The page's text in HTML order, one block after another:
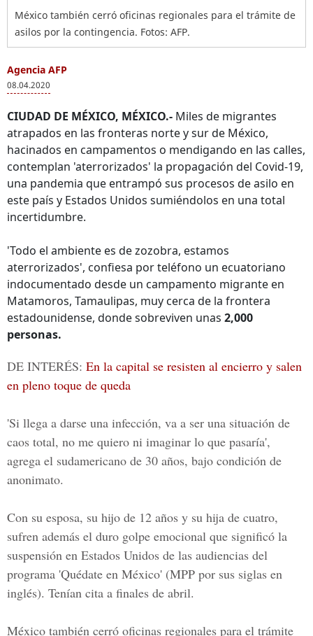
México también cerró oficinas regionales para el trámite de
asilos por la contingencia. Fotos: AFP.
Agencia AFP
08.04.2020
CIUDAD DE MÉXICO, MÉXICO.- Miles de migrantes
atrapados en las fronteras norte y sur de México,
hacinados en campamentos o mendigando en las calles,
contemplan 'aterrorizados' la propagación del Covid-19,
una pandemia que entrampó sus procesos de asilo en
este país y Estados Unidos sumiéndolos en una total
incertidumbre.
'Todo el ambiente es de zozobra, estamos
aterrorizados', confiesa por teléfono un ecuatoriano
indocumentado desde un campamento migrante en
Matamoros, Tamaulipas, muy cerca de la frontera
estadounidense, donde sobreviven unas 2,000
personas.
DE INTERÉS: En la capital se resisten al encierro y salen
en pleno toque de queda
'Si llega a darse una infección, va a ser una situación de
caos total, no me quiero ni imaginar lo que pasaría',
agrega el sudamericano de 30 años, bajo condición de
anonimato.
Con su esposa, su hijo de 12 años y su hija de cuatro,
sufren además el duro golpe emocional que significó la
suspensión en Estados Unidos de las audiencias del
programa 'Quédate en México' (MPP por sus siglas en
inglés). Tenían cita a finales de abril.
México también cerró oficinas regionales para el trámite